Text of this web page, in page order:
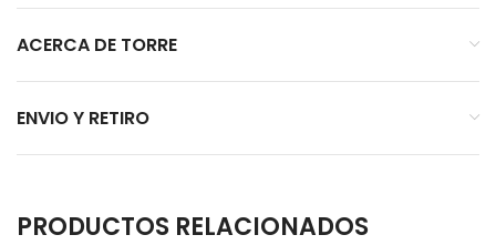
ACERCA DE TORRE
ENVIO Y RETIRO
PRODUCTOS RELACIONADOS